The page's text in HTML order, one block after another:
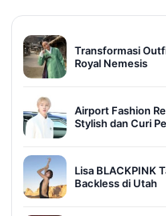
Transformasi
Royal Nemesis
Airport Fashion
Stylish dan Curi
Lisa BLACKPINK
Backless di Utah